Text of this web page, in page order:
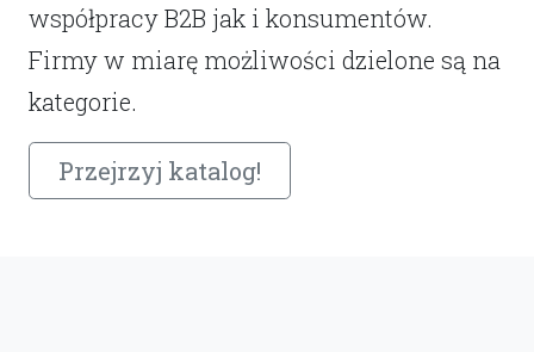
współpracy B2B jak i konsumentów.
Firmy w miarę możliwości dzielone są na
kategorie.
Przejrzyj katalog!